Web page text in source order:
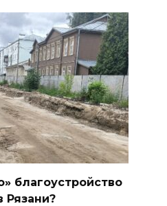
благоустройство
Рязани?